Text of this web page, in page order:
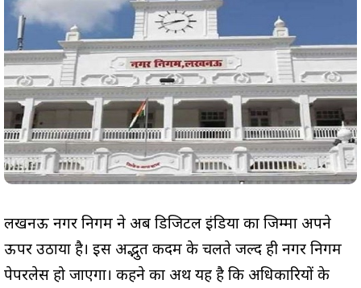
लखनऊ नगर निगम ने अब डिजिटल इंडिया का जिम्मा अपने
ऊपर उठाया है। इस अद्भुत कदम के चलते जल्द ही नगर निगम
पेपरलेस हो जाएगा। कहने का अर्थ यह है कि अधिकारियों के